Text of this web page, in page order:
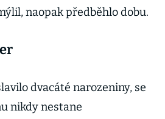
naopak předběhlo dobu.
dvacáté narozeniny, se
nikdy nestane